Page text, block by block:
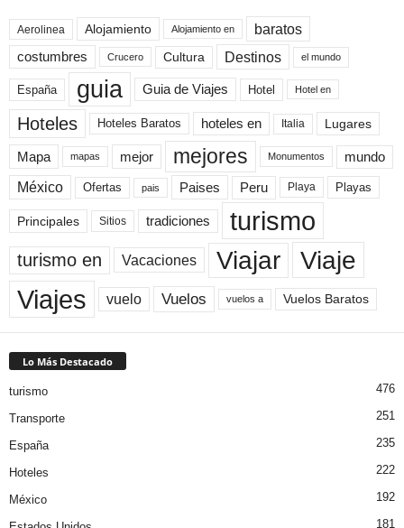
Aerolinea Alojamiento Alojamiento en baratos
costumbres Crucero Cultura Destinos el mundo
España guia Guia de Viajes Hotel Hotel en
Hoteles Hoteles Baratos hoteles en Italia Lugares
Mapa mapas mejor mejores Monumentos mundo
México Ofertas pais Paises Peru Playa Playas
Principales Sitios tradiciones turismo
turismo en Vacaciones Viajar Viaje
Viajes vuelo Vuelos vuelos a Vuelos Baratos
Lo Más Destacado
turismo 476
Transporte 251
España 235
Hoteles 222
México 192
181